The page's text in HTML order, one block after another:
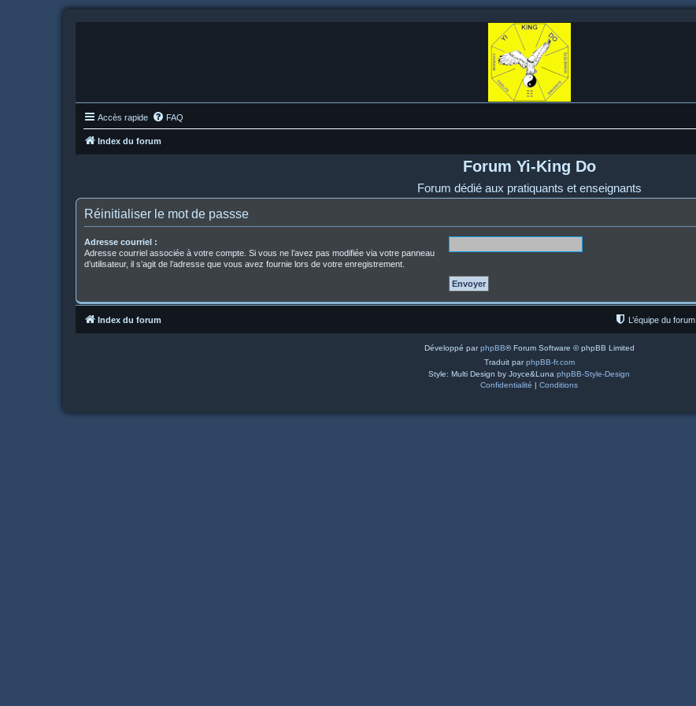
Accès rapide FAQ
Index du forum
Forum Yi-King Do
Forum dédié aux pratiquants et enseignants
Réinitialiser le mot de passse
Adresse courriel :
Adresse courriel associée à votre compte. Si vous ne l’avez pas modifiée via votre panneau
d’utilisateur, il s’agit de l’adresse que vous avez fournie lors de votre enregistrement.
Index du forum L’équipe du forum
Développé parphpBB® Forum Software © phpBB Limited
Traduit parphpBB-fr.com
Style: Multi Design by Joyce&Luna phpBB-Style-Design
Confidentialité | Conditions